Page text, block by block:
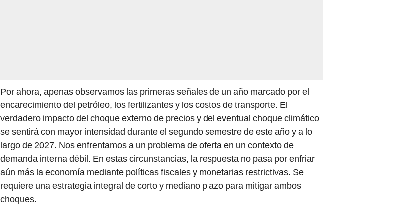
Por ahora, apenas observamos las primeras señales de un año marcado por el
encarecimiento del petróleo, los fertilizantes y los costos de transporte. El
verdadero impacto del choque externo de precios y del eventual choque climático
se sentirá con mayor intensidad durante el segundo semestre de este año y a lo
largo de 2027. Nos enfrentamos a un problema de oferta en un contexto de
demanda interna débil. En estas circunstancias, la respuesta no pasa por enfriar
aún más la economía mediante políticas fiscales y monetarias restrictivas. Se
requiere una estrategia integral de corto y mediano plazo para mitigar ambos
choques.